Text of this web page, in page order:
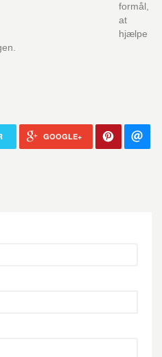
formål,
at
hjælpe
GOOGLE+